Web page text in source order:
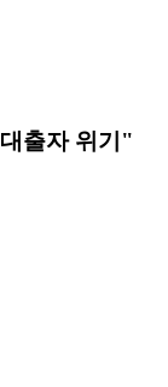
출자 위기"